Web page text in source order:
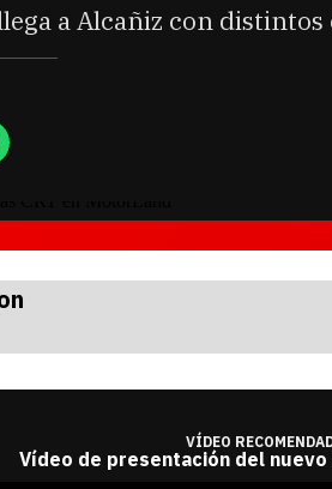
a Alcañiz con
VÍDEO
Vídeo de presentación del